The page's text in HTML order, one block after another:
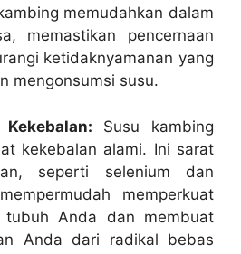
memudahkan dalam
memastikan pencernaan
ketidaknyamanan yang
mengonsumsi susu.
Susu kambing
kekebalan alami. Ini sarat
seperti selenium dan
memperkuat
tubuh Anda dan membuat
Anda dari radikal bebas